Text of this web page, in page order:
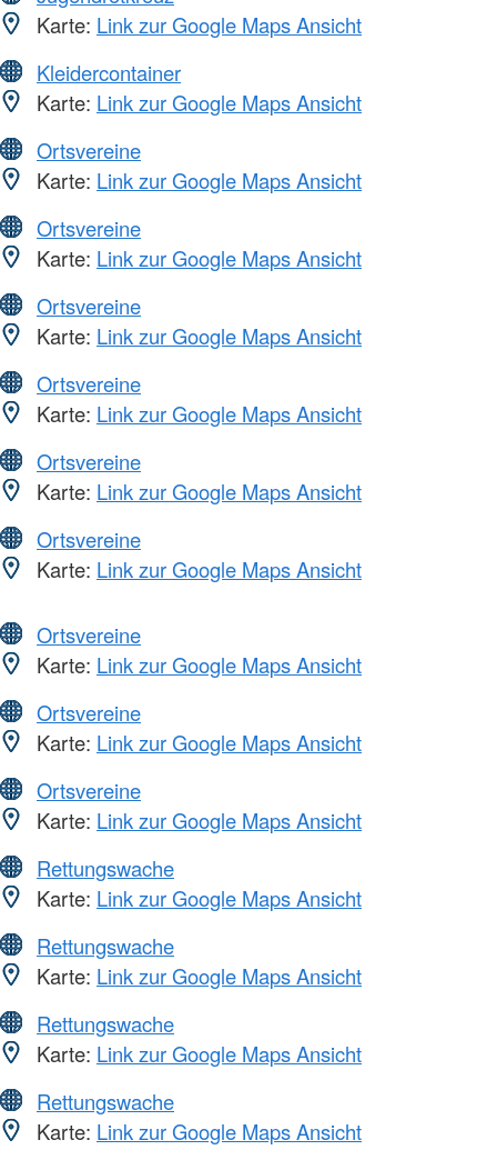
Karte: Link zur Google Maps Ansicht
Kleidercontainer
Karte: Link zur Google Maps Ansicht
Ortsvereine
Karte: Link zur Google Maps Ansicht
Ortsvereine
Karte: Link zur Google Maps Ansicht
Ortsvereine
Karte: Link zur Google Maps Ansicht
Ortsvereine
Karte: Link zur Google Maps Ansicht
Ortsvereine
Karte: Link zur Google Maps Ansicht
Ortsvereine
Karte: Link zur Google Maps Ansicht
Ortsvereine
Karte: Link zur Google Maps Ansicht
Ortsvereine
Karte: Link zur Google Maps Ansicht
Ortsvereine
Karte: Link zur Google Maps Ansicht
Rettungswache
Karte: Link zur Google Maps Ansicht
Rettungswache
Karte: Link zur Google Maps Ansicht
Rettungswache
Karte: Link zur Google Maps Ansicht
Rettungswache
Karte: Link zur Google Maps Ansicht